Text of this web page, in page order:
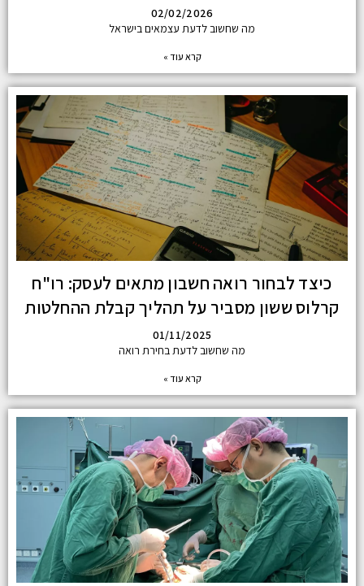
02/02/2026
מה שחשוב לדעת עצמאים בישראל
קרא עוד »
כיצד לבחור רואה חשבון מתאים לעסק: רו"ח
קרלוס ששון מסביר על תהליך קבלת ההחלטות
01/11/2025
מה שחשוב לדעת בחירת רואה
קרא עוד »